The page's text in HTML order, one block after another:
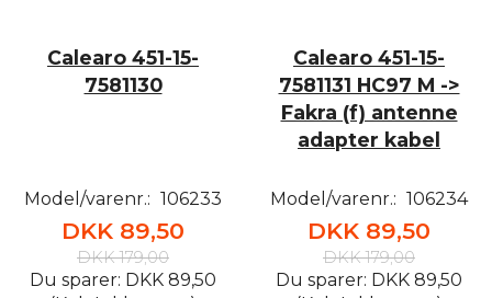
Calearo 451-15-
7581130
Model/varenr.: 106233
DKK 89,50
DKK 179,00
Du sparer: DKK 89,50
Calearo 451-15-
7581131 HC97 M ->
Fakra (f) antenne
adapter kabel
Model/varenr.: 106234
DKK 89,50
DKK 179,00
Du sparer: DKK 89,50